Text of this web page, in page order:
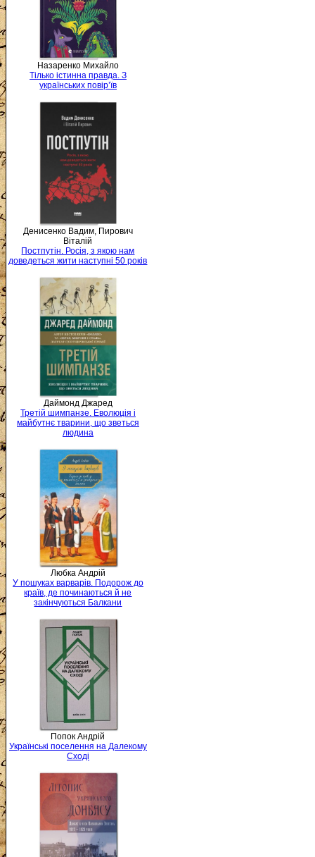
Назаренко Михайло
Тілько істинна правда. З
українських повір’їв
Денисенко Вадим, Пирович
Віталій
Постпутін. Росія, з якою нам
доведеться жити наступні 50 років
Даймонд Джаред
Третій шимпанзе. Еволюція і
майбутнє тварини, що зветься
людина
Любка Андрій
У пошуках варварів. Подорож до
країв, де починаються й не
закінчуються Балкани
Попок Андрій
Українські поселення на Далекому
Сході